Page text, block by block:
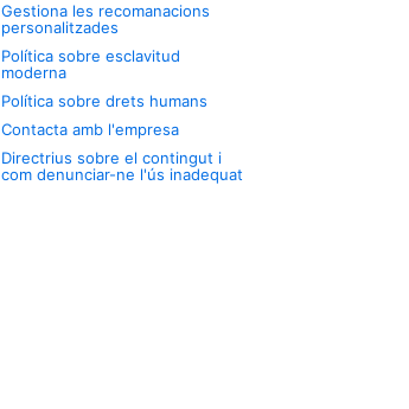
Gestiona les recomanacions
personalitzades
Política sobre esclavitud
moderna
Política sobre drets humans
Contacta amb l'empresa
Directrius sobre el contingut i
com denunciar-ne l'ús inadequat